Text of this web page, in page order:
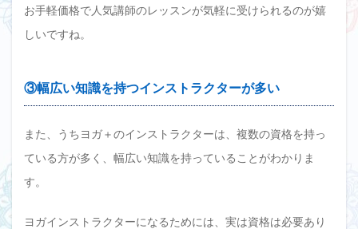
お手軽価格で人気講師のレッスンが気軽に受けられるのが嬉
しいですね。
③幅広い知識を持つインストラクターが多い
また、うちヨガ＋のインストラクターは、複数の資格を持っ
ている方が多く、幅広い知識を持っていることがわかりま
す。
ヨガインストラクターになるためには、実は資格は必要あり